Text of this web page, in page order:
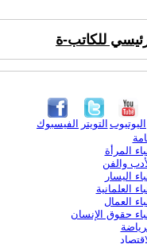
للكاتب-ة
الفيسبوك التويتر اليوتيوب
المرأة
والفن
اليسار
العلمانية
العمال
حقوق الإنسان